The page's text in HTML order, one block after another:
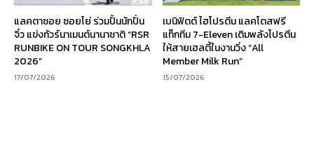
แลคตาซอย ซอยโย่ ร่วมปั้นนักปั่น
จิ๋ว แข่งทัวร์นาเมนต์นานาชาติ “RSR
RUNBIKE ON TOUR SONGKHLA
2026”
17/07/2026
เบนิฟิตต์ ไฮโปรตีน แลคโตสฟรี
แท็กทีม 7-Eleven เติมพลังโปรตีน
ให้สายเฮลตี้ในงานวิ่ง “All
Member Milk Run”
15/07/2026